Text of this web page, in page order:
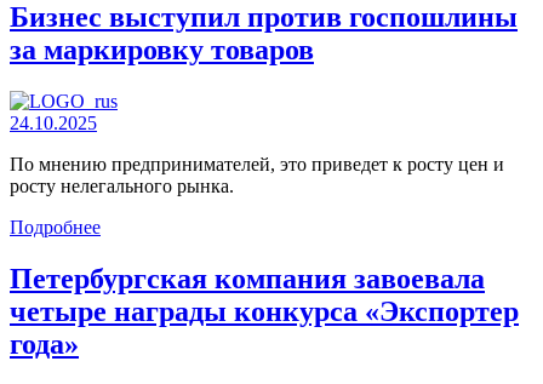
Бизнес выступил против госпошлины
за маркировку товаров
24.10.2025
По мнению предпринимателей, это приведет к росту цен и
росту нелегального рынка.
Подробнее
Петербургская компания завоевала
четыре награды конкурса «Экспортер
года»